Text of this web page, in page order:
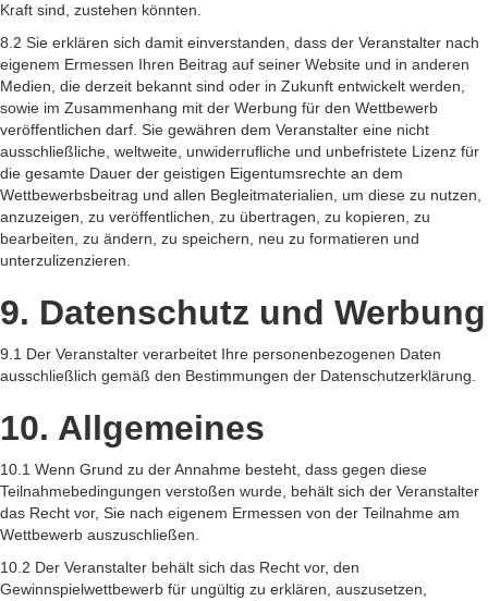
Kraft sind, zustehen könnten.
8.2 Sie erklären sich damit einverstanden, dass der Veranstalter nach
eigenem Ermessen Ihren Beitrag auf seiner Website und in anderen
Medien, die derzeit bekannt sind oder in Zukunft entwickelt werden,
sowie im Zusammenhang mit der Werbung für den Wettbewerb
veröffentlichen darf. Sie gewähren dem Veranstalter eine nicht
ausschließliche, weltweite, unwiderrufliche und unbefristete Lizenz für
die gesamte Dauer der geistigen Eigentumsrechte an dem
Wettbewerbsbeitrag und allen Begleitmaterialien, um diese zu nutzen,
anzuzeigen, zu veröffentlichen, zu übertragen, zu kopieren, zu
bearbeiten, zu ändern, zu speichern, neu zu formatieren und
unterzulizenzieren.
9. Datenschutz und Werbung
9.1 Der Veranstalter verarbeitet Ihre personenbezogenen Daten
ausschließlich gemäß den Bestimmungen der Datenschutzerklärung.
10. Allgemeines
10.1 Wenn Grund zu der Annahme besteht, dass gegen diese
Teilnahmebedingungen verstoßen wurde, behält sich der Veranstalter
das Recht vor, Sie nach eigenem Ermessen von der Teilnahme am
Wettbewerb auszuschließen.
10.2 Der Veranstalter behält sich das Recht vor, den
Gewinnspielwettbewerb für ungültig zu erklären, auszusetzen,